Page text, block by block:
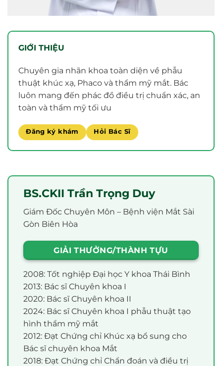
GIỚI THIỆU
Chuyên gia nhãn khoa toàn diện về phẫu
thuật khúc xạ, Phaco và thẩm mỹ mắt. Bác
luôn mang đến phác đồ điều trị chuẩn xác, an
toàn và thẩm mỹ tối ưu
Đăng ký khám Hỏi Bác Sĩ
BS.CKII Trần Trọng Duy
Giám Đốc Chuyên Môn – Bệnh viện Mắt Sài
Gòn Biên Hòa
GIẢI THƯỞNG/THÀNH TỰU
2008: Tốt nghiệp Đại học Y khoa Thái Bình
2013: Bác sĩ Chuyên khoa I
2020: Bác sĩ Chuyên khoa II
2024: Bác sĩ Chuyên khoa I phẫu thuật tạo
hình thẩm mỹ mắt
2012: Đạt Chứng chỉ Khúc xạ bổ sung cho
Bác sĩ chuyên khoa Mắt
2018: Đạt Chứng chỉ Chẩn đoán và điều trị